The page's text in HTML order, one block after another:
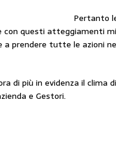
Pertanto
questi atteggiamenti
a prendere tutte le azioni
di più in evidenza il clima
e Gestori.